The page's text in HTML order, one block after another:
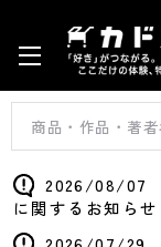
2026/08/07
に関するお知らせ